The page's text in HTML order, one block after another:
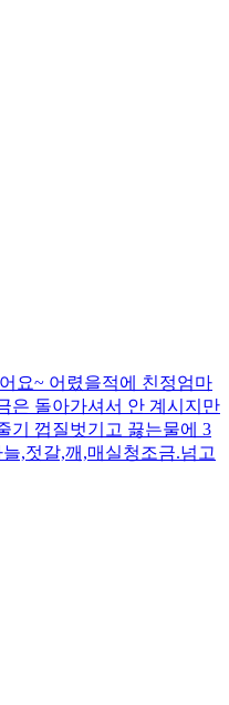
요~ 어렸을적에 친정엄마
은 돌아가셔서 안 계시지만
기 껍질벗기고 끓는물에 3
,젓갈,깨,매실청조금.넘고